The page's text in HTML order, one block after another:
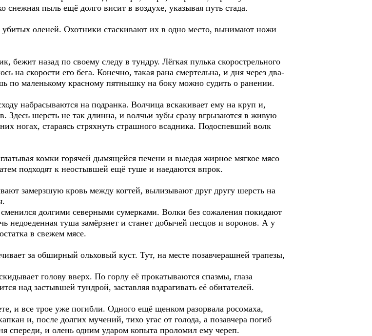
снежная пыль ещё долго висит в воздухе, указывая путь стада.
убитых оленей. Охотники стаскивают их в одно место, вынимают ножи
бежит назад по своему следу в тундру. Лёгкая пулька скорострельного
на скорости его бега. Конечно, такая рана смертельна, и дня через два-
по маленькому красному пятнышку на боку можно судить о ранении.
набрасываются на подранка. Волчица вскакивает ему на круп и,
Здесь шерсть не так длинна, и волчьи зубы сразу вгрызаются в живую
ногах, стараясь стряхнуть страшного всадника. Подоспевший волк
комки горячей дымящейся печени и выедая жирное мягкое мясо
подходят к неостывшей ещё туше и наедаются впрок.
замерзшую кровь между когтей, вылизывают друг другу шерсть на
долгими северными сумерками. Волки без сожаления покидают
недоеденная туша замёрзнет и станет добычей песцов и воронов. А у
в свежем мясе.
за обширный ольховый куст. Тут, на месте позавчерашней трапезы,
голову вверх. По горлу её прокатываются спазмы, глаза
над застывшей тундрой, заставляя вздрагивать её обитателей.
и все трое уже погибли. Одного ещё щенком разорвала росомаха,
и, после долгих мучений, тихо угас от голода, а позавчера погиб
спереди, и олень одним ударом копыта проломил ему череп.